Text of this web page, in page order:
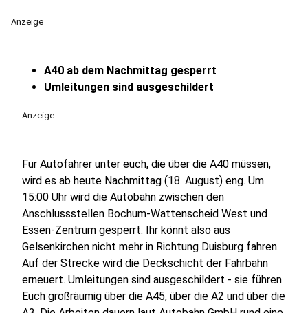
Anzeige
A40 ab dem Nachmittag gesperrt
Umleitungen sind ausgeschildert
Anzeige
Für Autofahrer unter euch, die über die A40 müssen,
wird es ab heute Nachmittag (18. August) eng. Um
15:00 Uhr wird die Autobahn zwischen den
Anschlussstellen Bochum-Wattenscheid West und
Essen-Zentrum gesperrt. Ihr könnt also aus
Gelsenkirchen nicht mehr in Richtung Duisburg fahren.
Auf der Strecke wird die Deckschicht der Fahrbahn
erneuert. Umleitungen sind ausgeschildert - sie führen
Euch großräumig über die A45, über die A2 und über die